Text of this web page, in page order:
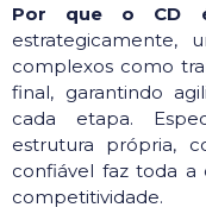
Por que o CD
estrategicamente,
complexos como
final, garantindo
cada etapa.
estrutura própria,
confiável faz toda a
competitividade.